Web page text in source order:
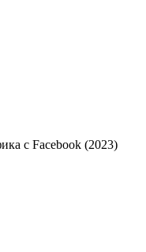
с Facebook (2023)